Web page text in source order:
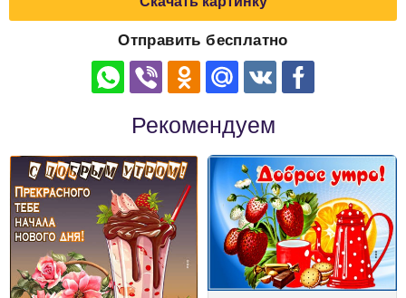
Отправить бесплатно
Рекомендуем